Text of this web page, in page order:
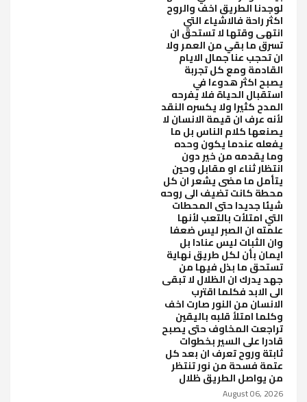
لوجدنا الطريق اخف والروح
اكثر راحة فالاشياء التي
انتهى وقتها لا تستحق ان
تسرق ما بقي من العمر ولا
ان تحجب عنا جمال الايام
القادمة ومع كل تجربة
يصبح اكثر هدوءا في
استقبال الحياة فلا يفرحه
المدح كثيرا ولا يكسره النقد
لأنه عرف ان قيمة الانسان لا
يصنعها كلام الناس بل ما
يفعله عندما يكون وحده
وما يقدمه من خير دون
انتظار ثناء او مقابل وحين
يتأمل ما مضى يشعر ان كل
محطة كانت تضيف الى روحه
شيئا جديدا حتى المحطات
التي امتلأت بالتعب لأنها
علمته ان الصبر ليس ضعفا
وان الثبات ليس عنادا بل
ايمان بأن لكل طريق نهاية
تستحق ما بذل فيها من
جهد يدرك ان الظلال لا تبقى
الى الابد فكلما اقترب
الانسان من النور صارت اخف
وكلما امتلأ قلبه باليقين
تراجعت المخاوف حتى يصبح
قادرا على السير بخطوات
ثابتة وروح تعرف ان بعد كل
عتمة فسحة من نور تنتظر
من يواصل الطريق ظلال
August 06, 2026